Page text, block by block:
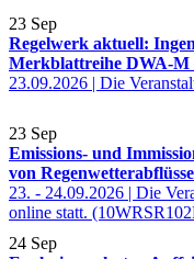
23 Sep
Regelwerk aktuell:
Merkblattreihe DWA-M
23.09.2026 | Die
23 Sep
Emissions- und
von
23. - 24.09.2026 | Die
online statt.
24 Sep